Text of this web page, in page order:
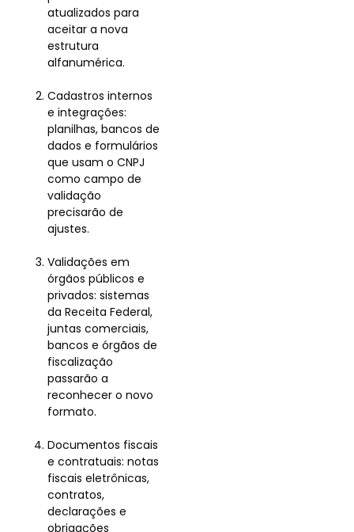
atualizados para
aceitar a nova
estrutura
alfanumérica.
Cadastros internos
e integrações:
planilhas, bancos de
dados e formulários
que usam o CNPJ
como campo de
validação
precisarão de
ajustes.
Validações em
órgãos públicos e
privados: sistemas
da Receita Federal,
juntas comerciais,
bancos e órgãos de
fiscalização
passarão a
reconhecer o novo
formato.
Documentos fiscais
e contratuais: notas
fiscais eletrônicas,
contratos,
declarações e
obrigações